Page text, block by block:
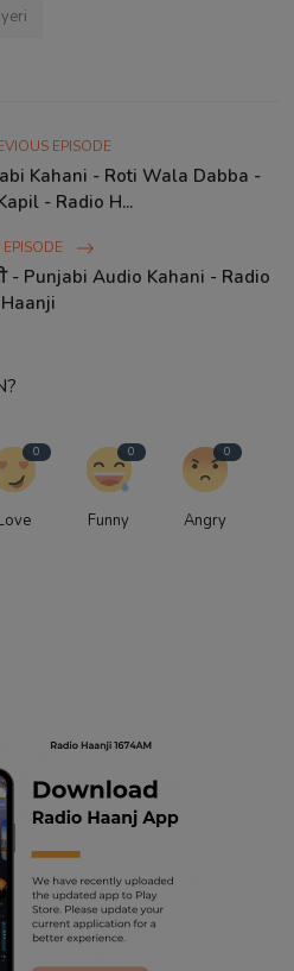
EPISODE
Kahani - Roti Wala Dabba -
- Radio H...
EPISODE
- Punjabi Audio Kahani - Radio
Haanji
0 0
Funny
0
Angry